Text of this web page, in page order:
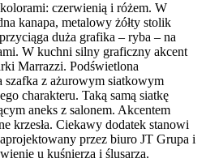
kolorami: czerwienią i różem. W
kanapa, metalowy żółty stolik
duża grafika – ryba – na
W kuchni silny graficzny akcent
Marrazzi. Podświetlona
szafka z ażurowym siatkowym
charakteru. Taką samą siatkę
aneks z salonem. Akcentem
krzesła. Ciekawy dodatek stanowi
przez biuro JT Grupa i
u kuśnierza i ślusarza.